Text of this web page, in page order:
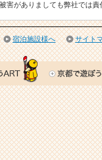
害がありましても弊社では
宿泊施設様へ サイト